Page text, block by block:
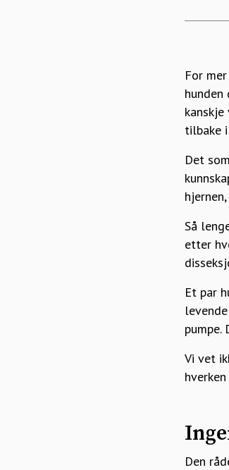
For
tilbake
Det
Så
etter
Et par
Vi vet
Den